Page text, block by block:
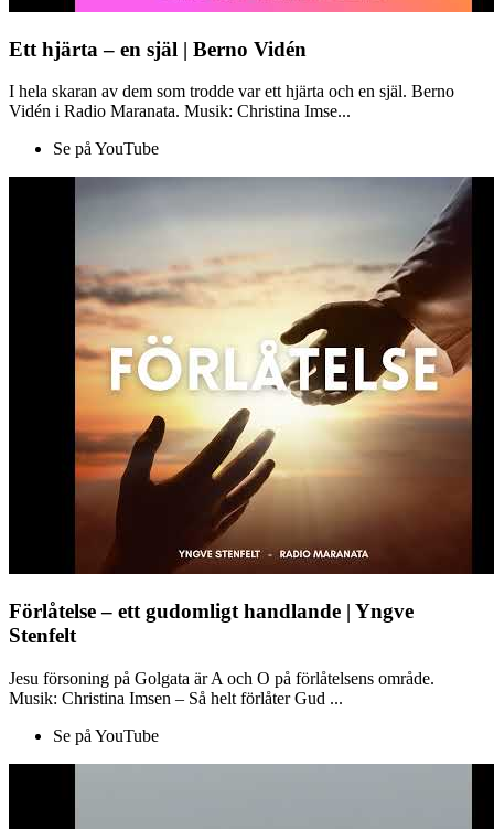
Ett hjärta – en själ | Berno Vidén
I hela skaran av dem som trodde var ett hjärta och en själ. Berno
Vidén i Radio Maranata. Musik: Christina Imse...
Se på YouTube
Förlåtelse – ett gudomligt handlande | Yngve
Stenfelt
Jesu försoning på Golgata är A och O på förlåtelsens område.
Musik: Christina Imsen – Så helt förlåter Gud ...
Se på YouTube